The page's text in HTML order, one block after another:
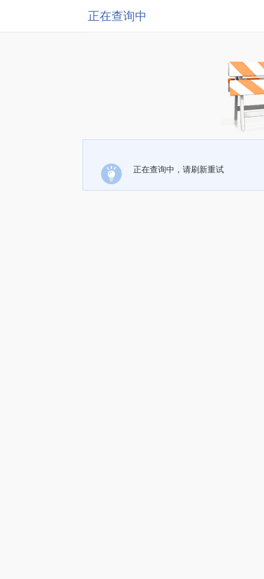
正在查询中
正在查询中，请刷新重试